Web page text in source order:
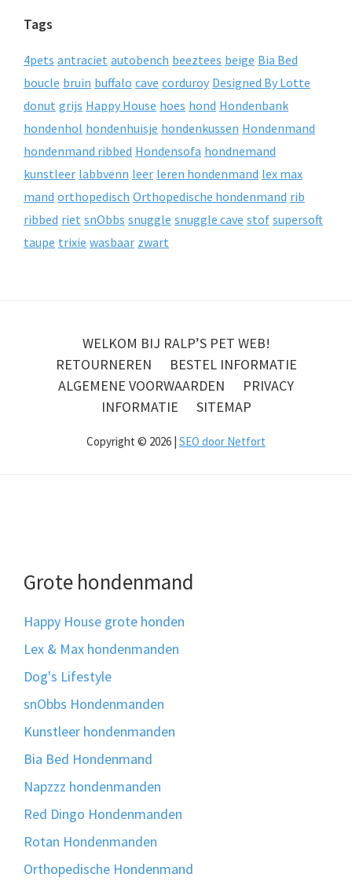
Tags
4pets antraciet autobench beeztees beige Bia Bed
boucle bruin buffalo cave corduroy Designed By Lotte
donut grijs Happy House hoes hond Hondenbank
hondenhol hondenhuisje hondenkussen Hondenmand
hondenmand ribbed Hondensofa hondnemand
kunstleer labbvenn leer leren hondenmand lex max
mand orthopedisch Orthopedische hondenmand rib
ribbed riet snObbs snuggle snuggle cave stof supersoft
taupe trixie wasbaar zwart
WELKOM BIJ RALP’S PET WEB!
RETOURNEREN
BESTEL INFORMATIE
ALGEMENE VOORWAARDEN
PRIVACY
INFORMATIE
SITEMAP
Copyright © 2026 | SEO door Netfort
Grote hondenmand
Happy House grote honden
Lex & Max hondenmanden
Dog's Lifestyle
snObbs Hondenmanden
Kunstleer hondenmanden
Bia Bed Hondenmand
Napzzz hondenmanden
Red Dingo Hondenmanden
Rotan Hondenmanden
Orthopedische Hondenmand